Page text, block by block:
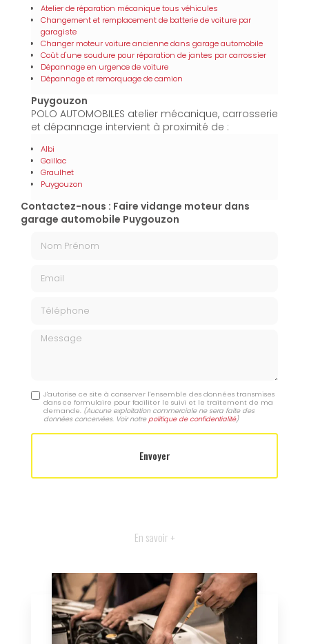
Atelier de réparation mécanique tous véhicules
Changement et remplacement de batterie de voiture par
garagiste
Changer moteur voiture ancienne dans garage automobile
Coût d'une soudure pour réparation de jantes par carrossier
Dépannage en urgence de voiture
Dépannage et remorquage de camion
Puygouzon
POLO AUTOMOBILES atelier mécanique, carrosserie
et dépannage intervient à proximité de :
Albi
Gaillac
Graulhet
Puygouzon
Contactez-nous : Faire vidange moteur dans
garage automobile Puygouzon
Message
J'autorise ce site à conserver l'ensemble des données transmises
dans ce formulaire pour faciliter le suivi et le traitement de ma
demande. (Aucune exploitation commerciale ne sera faite des
données concervées. Voir notrepolitique de confidentialité)
En savoir +